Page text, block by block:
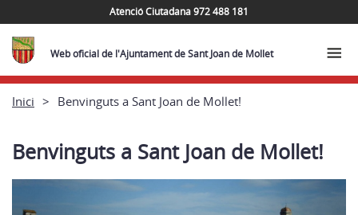
Atenció Ciutadana 972 488 181
Web oficial de l'Ajuntament de Sant Joan de Mollet
Inici Benvinguts a Sant Joan de Mollet!
Benvinguts a Sant Joan de Mollet!